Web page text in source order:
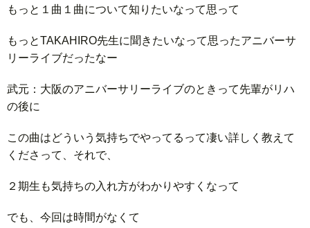
もっと１曲１曲について知りたいなって思って
もっとTAKAHIRO先生に聞きたいなって思ったアニバーサ
リーライブだったなー
武元：大阪のアニバーサリーライブのときって先輩がリハ
の後に
この曲はどういう気持ちでやってるって凄い詳しく教えて
くださって、それで、
２期生も気持ちの入れ方がわかりやすくなって
でも、今回は時間がなくて